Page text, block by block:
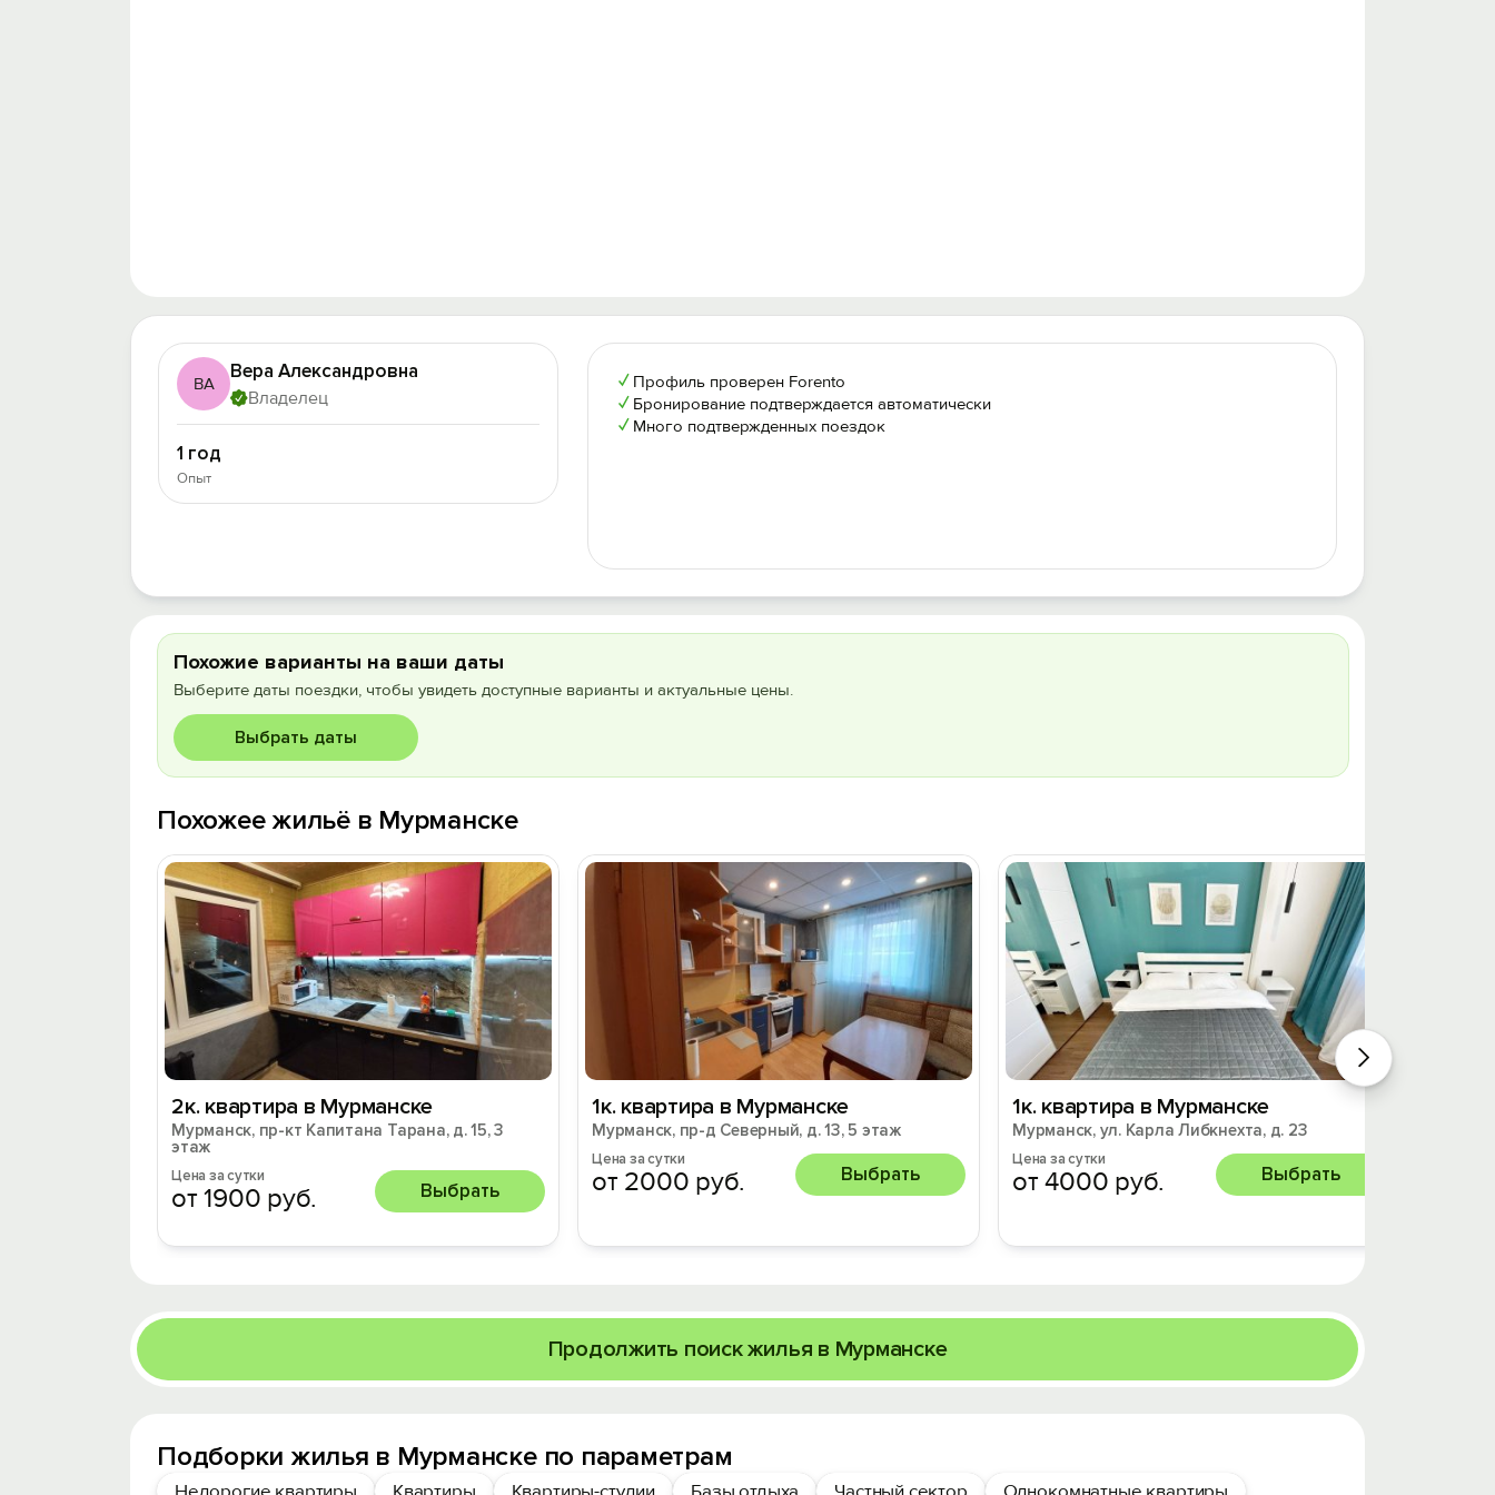
ВА
Вера Александровна
Владелец
1 год
Опыт
✓ Профиль проверен Forento
✓ Бронирование подтверждается автоматически
✓ Много подтвержденных поездок
Похожие варианты на ваши даты
Выберите даты поездки, чтобы увидеть доступные варианты и актуальные цены.
Выбрать даты
Похожее жильё в Мурманске
2к. квартира в Мурманске
Мурманск, пр-кт Капитана Тарана, д. 15, 3
этаж
Цена за сутки
от 1900 руб. Выбрать
1к. квартира в Мурманске
Мурманск, пр-д Северный, д. 13, 5 этаж
Цена за сутки
от 2000 руб. Выбрать
1к. квартира в Мурманске
Мурманск, ул. Карла Либкнехта, д. 23
Цена за сутки
от 4000 руб. Выбрать
Продолжить поиск жилья в Мурманске
Подборки жилья в Мурманске по параметрам